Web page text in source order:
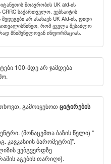
მთავრობის UK aid-ის
საქართველო. ვებსაიტის
არ ასახავს UK Aid-ის, დიდი
რომ ყველა შესაძლო
მნიშვნელოვან ინფორმაციას.
100-მდე არ ჯამდება
გამოიყენოთ ციტირების
(მონაცემთა ბაზის წელი) "
კავკასიის ბარომეტრი]".
ვებგვერდზე
აგების თარიღი}.